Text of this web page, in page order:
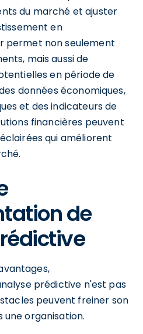
du marché et ajuster
en
permet non seulement
mais aussi de
en période de
données économiques,
et des indicateurs de
financières peuvent
qui améliorent
de
prédictive n'est pas
peuvent freiner son
organisation.